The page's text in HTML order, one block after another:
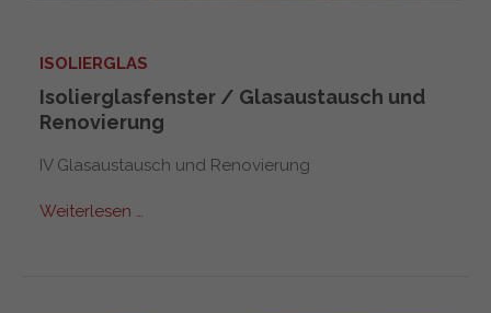
ISOLIERGLAS
Isolierglasfenster / Glasaustausch und
Renovierung
IV Glasaustausch und Renovierung
Weiterlesen …